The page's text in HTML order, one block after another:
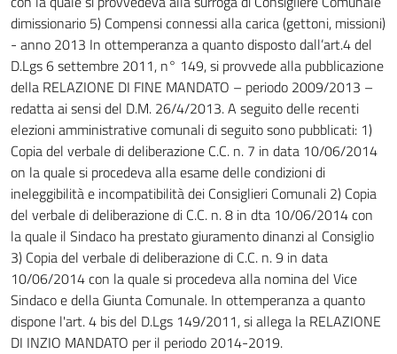
dimissionario 5) Compensi connessi alla carica (gettoni, missioni)
- anno 2013 In ottemperanza a quanto disposto dall’art.4 del
D.Lgs 6 settembre 2011, n° 149, si provvede alla pubblicazione
della RELAZIONE DI FINE MANDATO – periodo 2009/2013 –
redatta ai sensi del D.M. 26/4/2013. A seguito delle recenti
elezioni amministrative comunali di seguito sono pubblicati: 1)
Copia del verbale di deliberazione C.C. n. 7 in data 10/06/2014
on la quale si procedeva alla esame delle condizioni di
ineleggibilità e incompatibilità dei Consiglieri Comunali 2) Copia
del verbale di deliberazione di C.C. n. 8 in dta 10/06/2014 con
la quale il Sindaco ha prestato giuramento dinanzi al Consiglio
3) Copia del verbale di deliberazione di C.C. n. 9 in data
10/06/2014 con la quale si procedeva alla nomina del Vice
Sindaco e della Giunta Comunale. In ottemperanza a quanto
dispone l'art. 4 bis del D.Lgs 149/2011, si allega la RELAZIONE
DI INZIO MANDATO per il periodo 2014-2019.